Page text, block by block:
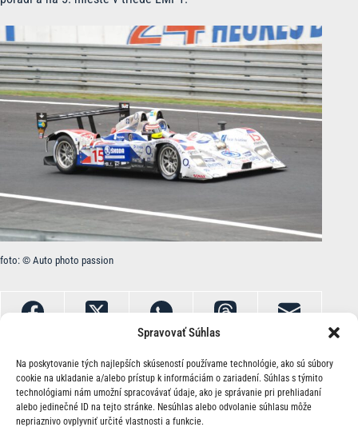
Spravovať Súhlas
Na poskytovanie tých najlepších skúseností používame technológie, ako sú súbory
cookie na ukladanie a/alebo prístup k informáciám o zariadení. Súhlas s týmito
technológiami nám umožní spracovávať údaje, ako je správanie pri prehliadaní
alebo jedinečné ID na tejto stránke. Nesúhlas alebo odvolanie súhlasu môže
nepriaznivo ovplyvniť určité vlastnosti a funkcie.
foto: © Auto photo passion